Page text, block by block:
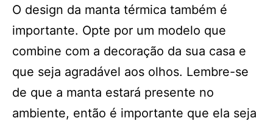
O design da manta térmica também é
importante. Opte por um modelo que
combine com a decoração da sua casa e
que seja agradável aos olhos. Lembre-se
de que a manta estará presente no
ambiente, então é importante que ela seja